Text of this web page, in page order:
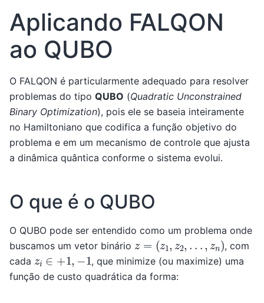
Aplicando FALQON
ao QUBO
O FALQON é particularmente adequado para resolver
problemas do tipo QUBO (Quadratic Unconstrained
Binary Optimization), pois ele se baseia inteiramente
no Hamiltoniano que codifica a função objetivo do
problema e em um mecanismo de controle que ajusta
a dinâmica quântica conforme o sistema evolui.
O que é o QUBO
O QUBO pode ser entendido como um problema onde
buscamos um vetor binário z z1, 2 . )
, com
cada zi ∈ + ,
, que minimize (ou maximize) uma
função de custo quadrática da forma: